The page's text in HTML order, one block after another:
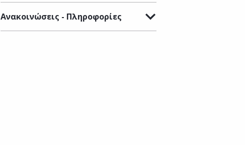
Ανακοινώσεις - Πληροφορίες